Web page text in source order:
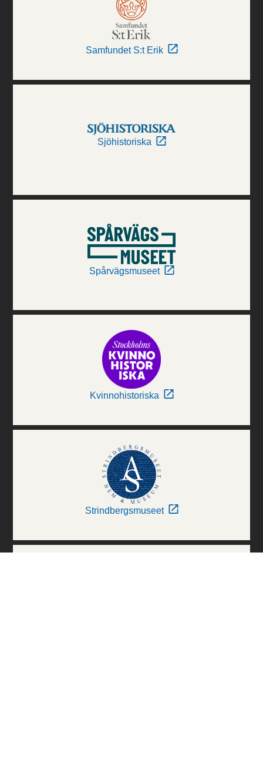
Samfundet S:t Erik
Sjöhistoriska
Spårvägsmuseet
Kvinnohistoriska
Strindbergsmuseet